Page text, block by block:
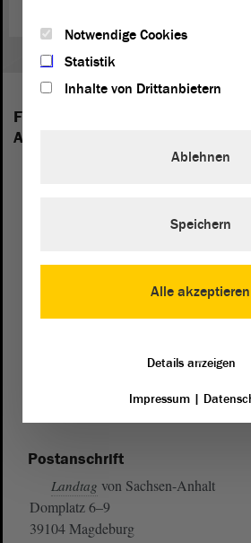
Folgende Fraktionen sind im
Anhalt vertreten:
Postanschrift
Landtag von Sachsen-Anhalt
Domplatz 6–9
39104 Magdeburg
Notwendige Cookies
Statistik
Inhalte von Drittanbietern
Alle akzeptieren
Ablehnen
Speichern
Details anzeigen
Impressum|